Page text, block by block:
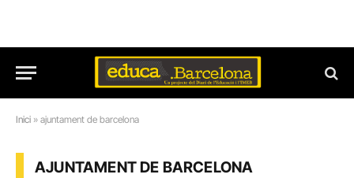
Inici » ajuntament de barcelona
AJUNTAMENT DE BARCELONA